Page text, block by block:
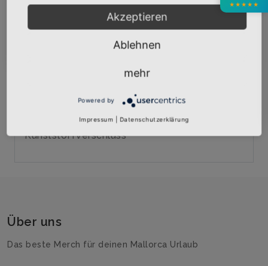
Hochwertige Trucker-Cap mit dem Logo
"EVIVA MALLORCA" bedruckt.
Material: 60% Baumwolle, 40% Polyester
Pflegehinweis: nicht waschbar
Kunststoffverschluss
Über uns
Das beste Merch für deinen Mallorca Urlaub
Abonnieren
Akzeptieren
Ablehnen
mehr
Powered by
Impressum Datenschutzerklärung
★★★★★